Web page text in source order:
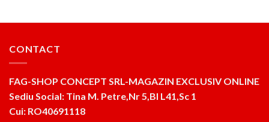
CONTACT
FAG-SHOP CONCEPT SRL-MAGAZIN EXCLUSIV ONLINE
Sediu Social: Tina M. Petre,Nr 5,Bl L41,Sc 1
Cui: RO40691118